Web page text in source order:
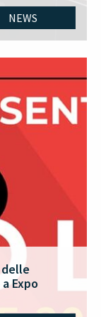
NEWS
delle
Expo